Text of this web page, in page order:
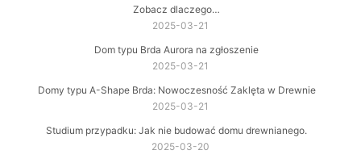
Zobacz dlaczego…
2025-03-21
Dom typu Brda Aurora na zgłoszenie
2025-03-21
Domy typu A-Shape Brda: Nowoczesność Zaklęta w Drewnie
2025-03-21
Studium przypadku: Jak nie budować domu drewnianego.
2025-03-20